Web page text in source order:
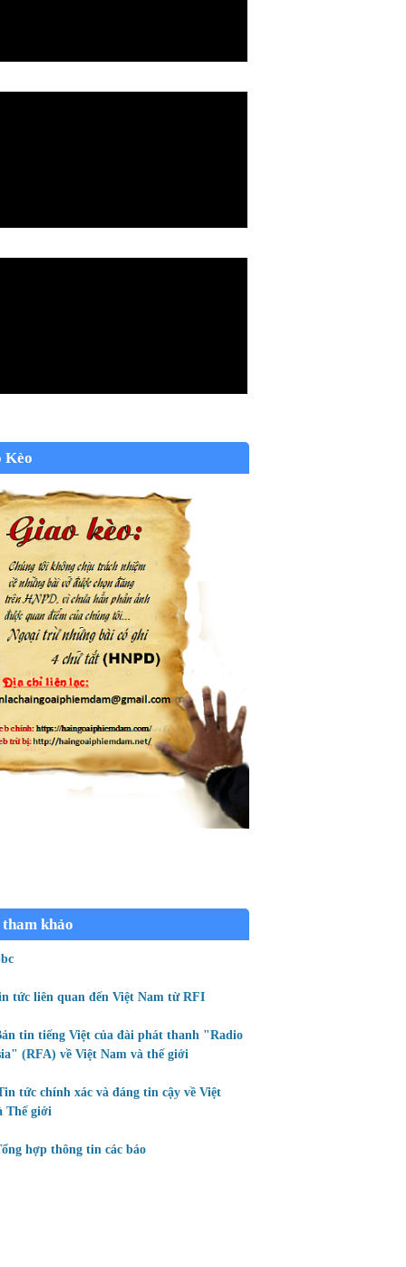
Kèo
tham khảo
tức liên quan đến Việt Nam từ RFI
tin tiếng Việt của đài phát thanh "Radio
(RFA) về Việt Nam và thế giới
tức chính xác và đáng tin cậy về Việt
Thế giới
hợp thông tin các báo